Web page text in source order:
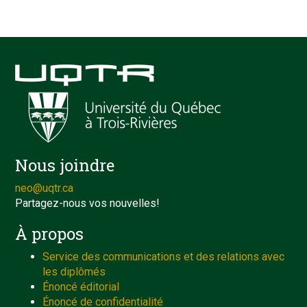
Nous joindre
neo@uqtr.ca
Partagez-nous vos nouvelles!
À propos
Service des communications et des relations avec
les diplômés
Énoncé éditorial
Énoncé de confidentialité